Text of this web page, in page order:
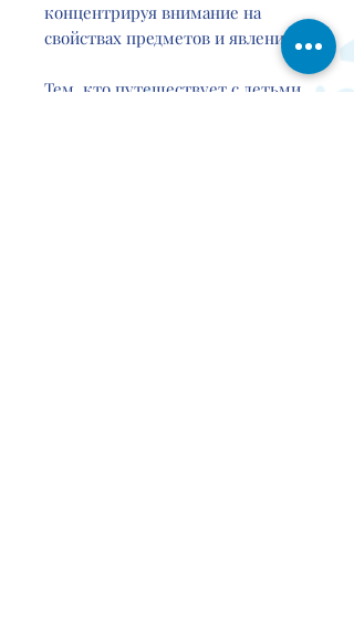
концентрируя внимание на
свойствах предметов и явлений.
Тем, кто путешествует с детьми.